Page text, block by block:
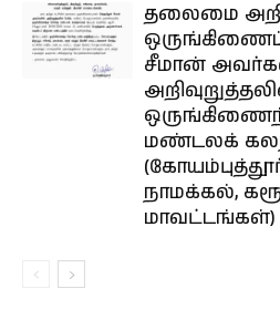
தலைமை
சீமான்
மண்டலக்
நாமக்கல்,
மாவட்டங்கள்)